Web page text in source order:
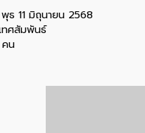
ธ 11 มิถุนายน 2568
ทศสัมพันธ์
คน